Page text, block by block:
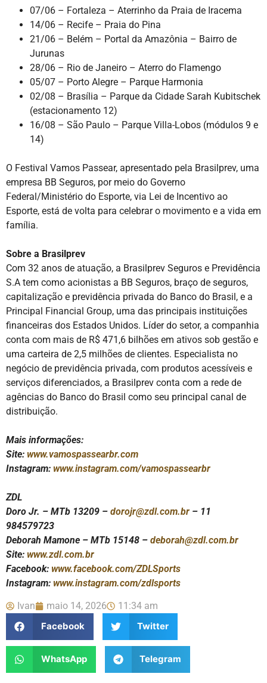
07/06 – Fortaleza – Aterrinho da Praia de Iracema
14/06 – Recife – Praia do Pina
21/06 – Belém – Portal da Amazônia – Bairro de
Jurunas
28/06 – Rio de Janeiro – Aterro do Flamengo
05/07 – Porto Alegre – Parque Harmonia
02/08 – Brasília – Parque da Cidade Sarah Kubitschek
(estacionamento 12)
16/08 – São Paulo – Parque Villa-Lobos (módulos 9 e
14)
O Festival Vamos Passear, apresentado pela Brasilprev, uma
empresa BB Seguros, por meio do Governo
Federal/Ministério do Esporte, via Lei de Incentivo ao
Esporte, está de volta para celebrar o movimento e a vida em
família.
Sobre a Brasilprev
Com 32 anos de atuação, a Brasilprev Seguros e Previdência
S.A tem como acionistas a BB Seguros, braço de seguros,
capitalização e previdência privada do Banco do Brasil, e a
Principal Financial Group, uma das principais instituições
financeiras dos Estados Unidos. Líder do setor, a companhia
conta com mais de R$ 471,6 bilhões em ativos sob gestão e
uma carteira de 2,5 milhões de clientes. Especialista no
negócio de previdência privada, com produtos acessíveis e
serviços diferenciados, a Brasilprev conta com a rede de
agências do Banco do Brasil como seu principal canal de
distribuição.
Mais informações:
Site: www.vamospassearbr.com
Instagram: www.instagram.com/vamospassearbr
ZDL
Doro Jr. – MTb 13209 – dorojr@zdl.com.br – 11
984579723
Deborah Mamone – MTb 15148 – deborah@zdl.com.br
Site: www.zdl.com.br
Facebook: www.facebook.com/ZDLSports
Instagram: www.instagram.com/zdlsports
Ivan maio 14, 2026
11:34 am
Facebook
Twitter
WhatsApp Telegram